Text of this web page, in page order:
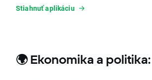
Stiahnuť aplikáciu
🌍 Ekonomika a politika: